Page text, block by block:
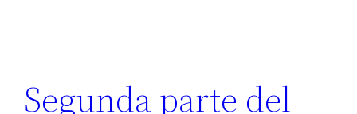
Segunda parte del